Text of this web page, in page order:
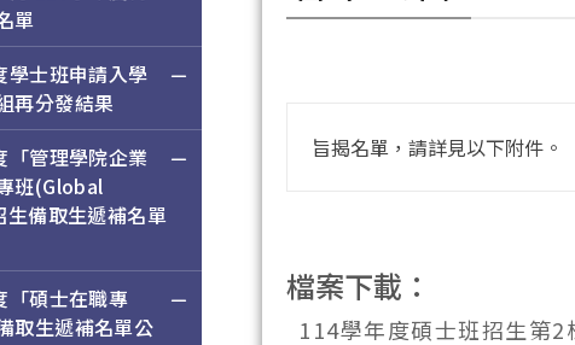
單
學士班申請入學
再分發結果
「管理學院企業
班(Global
生備取生遞補名單
「碩士在職專
取生遞補名單公
旨揭名單，請詳見以下附件。
檔案下載：
114學年度碩士班招生第